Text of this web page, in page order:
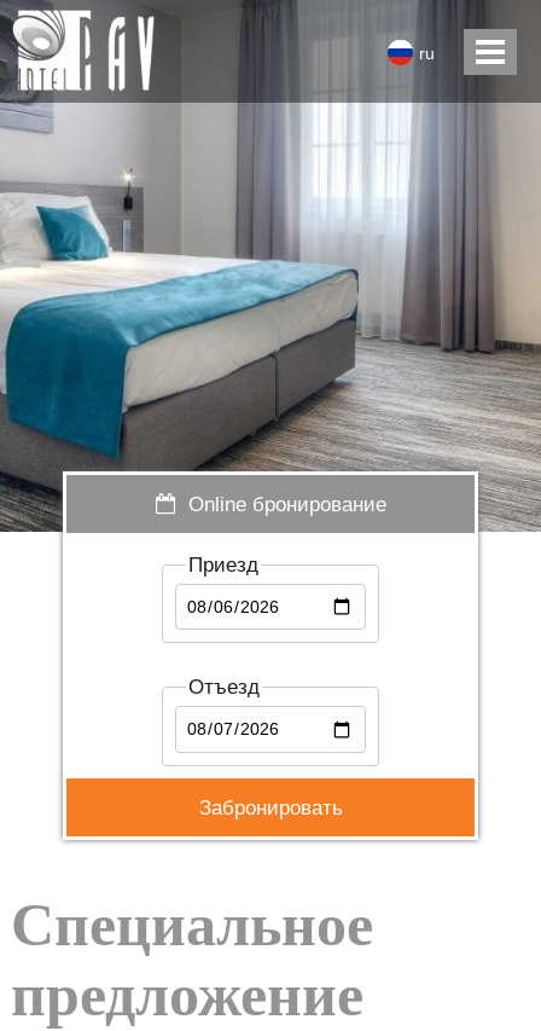
ru
Online бронирование
Приезд
Отъезд
Специальное
предложение